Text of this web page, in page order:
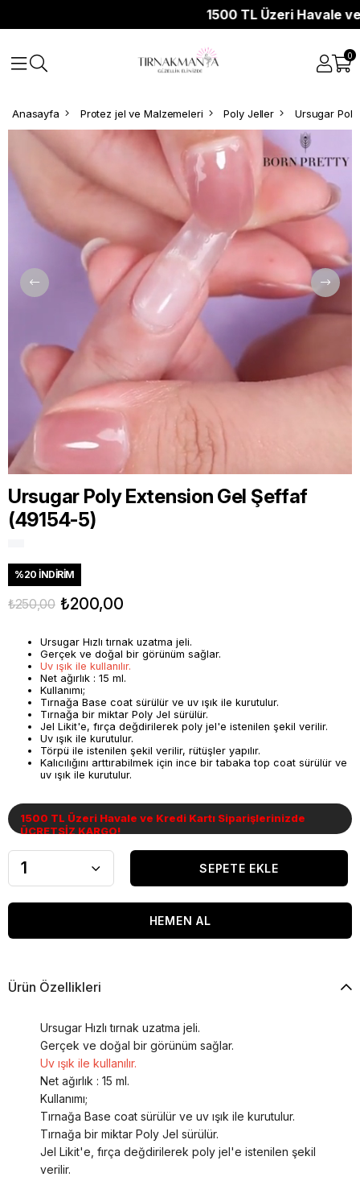
1500 TL Üzeri Havale ve
0
Anasayfa Protez jel ve Malzemeleri Poly Jeller Ursugar
Ursugar Poly Extension Gel Şeffaf
(49154-5)
%20 İNDIRIM
₺250,00 ₺200,00
Ursugar Hızlı tırnak uzatma jeli.
Gerçek ve doğal bir görünüm sağlar.
Uv ışık ile kullanılır.
Net ağırlık : 15 ml.
Kullanımı;
Tırnağa Base coat sürülür ve uv ışık ile kurutulur.
Tırnağa bir miktar Poly Jel sürülür.
Jel Likit'e, fırça değdirilerek poly jel'e istenilen şekil verilir.
Uv ışık ile kurutulur.
Törpü ile istenilen şekil verilir, rütüşler yapılır.
Kalıcılığını arttırabilmek için ince bir tabaka top coat sürülür ve
uv ışık ile kurutulur.
1500 TL Üzeri Havale ve Kredi Kartı Siparişlerinizde
ÜCRETSİZ KARGO!
Ürün Özellikleri
Ursugar Hızlı tırnak uzatma jeli.
Gerçek ve doğal bir görünüm sağlar.
Uv ışık ile kullanılır.
Net ağırlık : 15 ml.
Kullanımı;
Tırnağa Base coat sürülür ve uv ışık ile kurutulur.
Tırnağa bir miktar Poly Jel sürülür.
Jel Likit'e, fırça değdirilerek poly jel'e istenilen şekil
verilir.